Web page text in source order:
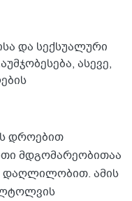
და სექსუალური
ასევე,
დროებით
მდგომარეობითაა
დაღლილობით. ამის